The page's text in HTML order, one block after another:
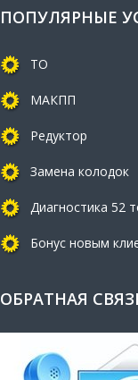
ПОПУЛЯРНЫЕ
ТО
МАКПП
Редуктор
Замена колодок
Диагностика 52
Бонус новым
ОБРАТНАЯ